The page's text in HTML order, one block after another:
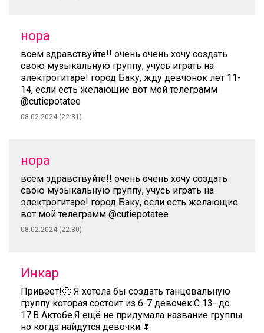
нора
всем здравствуйте!! очень очень хочу создать
свою музыкальную группу, учусь играть на
электрогитаре! город Баку, жду девчонок лет 11-
14, если есть желающие вот мой телеграмм
@cutiepotatee
08.02.2024 (22:31)
нора
всем здравствуйте!! очень очень хочу создать
свою музыкальную группу, учусь играть на
электрогитаре! город Баку, если есть желающие
вот мой телеграмм @cutiepotatee
08.02.2024 (22:30)
Инкар
Привеет!🙂 Я хотела бы создать танцевальную
группу которая состоит из 6-7 девочек.С 13- до
17.В Актобе.Я ещё не придумала название группы
но когда найдутся девочки.🌷